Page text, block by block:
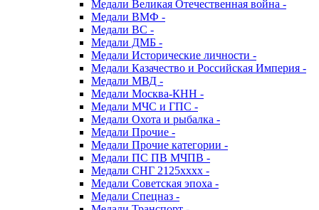
Медали Великая Отечественная война -
Медали ВМФ -
Медали ВС -
Медали ДМБ -
Медали Исторические личности -
Медали Казачество и Российская Империя -
Медали МВД -
Медали Москва-КНН -
Медали МЧС и ГПС -
Медали Охота и рыбалка -
Медали Прочие -
Медали Прочие категории -
Медали ПС ПВ МЧПВ -
Медали СНГ 2125хххх -
Медали Советская эпоха -
Медали Спецназ -